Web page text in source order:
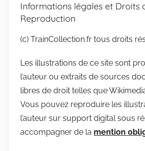
Informations légales et Droits
Reproduction
(c) TrainCollection.fr tous droits
Les illustrations de ce site sont
l’auteur ou extraits de sources
libres de droit telles que
Vous pouvez reproduire les
l’auteur sur support digital sous
accompagner de la mention